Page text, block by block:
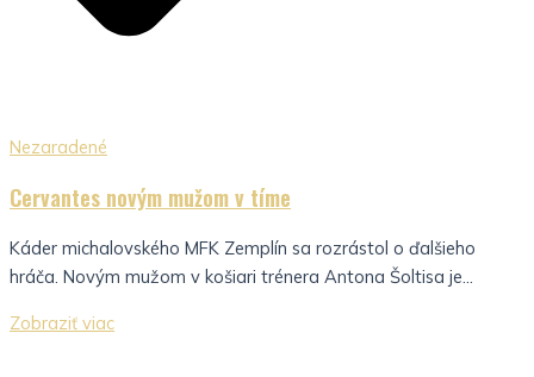
Nezaradené
Cervantes novým mužom v tíme
Káder michalovského MFK Zemplín sa rozrástol o ďalšieho
hráča. Novým mužom v košiari trénera Antona Šoltisa je...
Zobraziť viac